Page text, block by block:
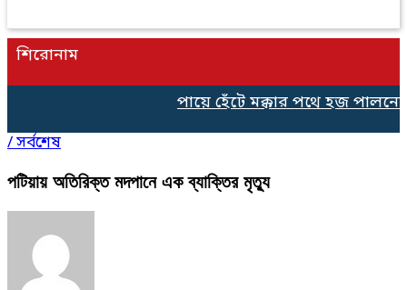
শিরোনাম
পায়ে হেঁটে মক্কার পথে হজ
/সর্বশেষ
পটিয়ায় অতিরিক্ত মদপানে এক ব্যাক্তির মৃত্যু